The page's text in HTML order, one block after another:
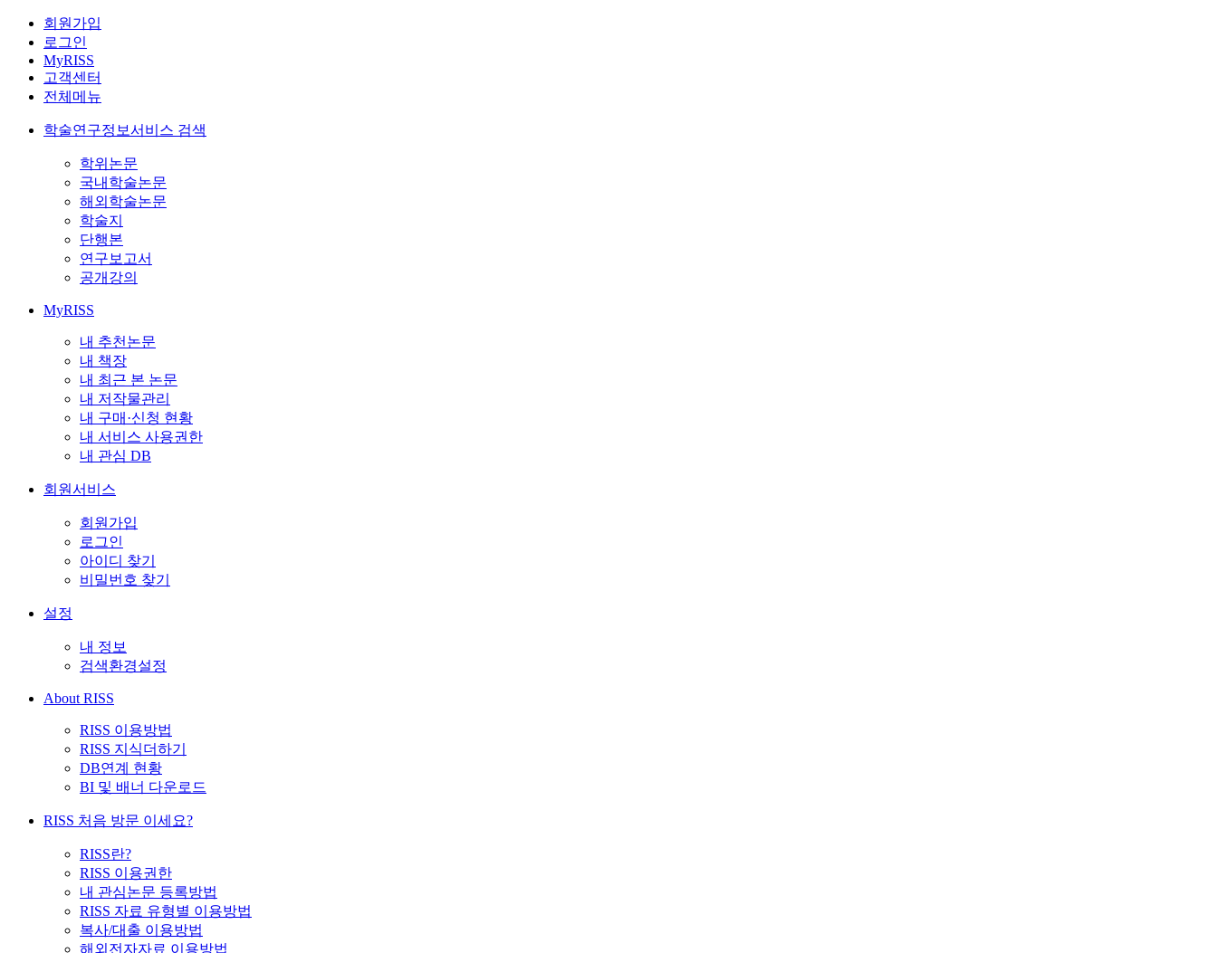
회원가입
로그인
MyRISS
고객센터
전체메뉴
학술연구정보서비스 검색
학위논문
국내학술논문
해외학술논문
학술지
단행본
연구보고서
공개강의
MyRISS
내 추천논문
내 책장
내 최근 본 논문
내 저작물관리
내 구매·신청 현황
내 서비스 사용권한
내 관심 DB
회원서비스
회원가입
로그인
아이디 찾기
비밀번호 찾기
설정
내 정보
검색환경설정
About RISS
RISS 이용방법
RISS 지식더하기
DB연계 현황
BI 및 배너 다운로드
RISS 처음 방문 이세요?
RISS란?
RISS 이용권한
내 관심논문 등록방법
RISS 자료 유형별 이용방법
복사/대출 이용방법
해외전자자료 이용방법